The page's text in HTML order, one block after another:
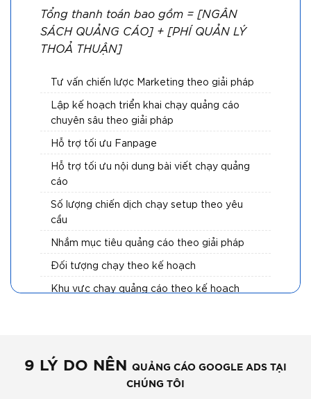
Tổng thanh toán bao gồm = [NGÂN
SÁCH QUẢNG CÁO] + [PHÍ QUẢN LÝ
THOẢ THUẬN]
Tư vấn chiến lược Marketing theo giải pháp
Lập kế hoạch triển khai chạy quảng cáo
chuyên sâu theo giải pháp
Hỗ trợ tối ưu Fanpage
Hỗ trợ tối ưu nội dung bài viết chạy quảng
cáo
Số lượng chiến dịch chạy setup theo yêu
cầu
Nhắm mục tiêu quảng cáo theo giải pháp
Đối tượng chạy theo kế hoạch
Khu vực chạy quảng cáo theo kế hoạch
ngày
9 LÝ DO NÊN QUẢNG CÁO GOOGLE ADS TẠI
CHÚNG TÔI